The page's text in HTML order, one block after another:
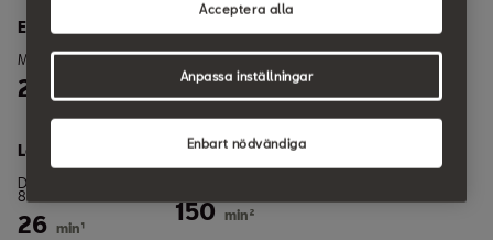
Effekt
Max effekt:
204
Max hastighet:
220
Laddningstider:
DC upp till 50 Kw 10–
80& SoC:
26 min¹
150 min²
Enbart nödvändiga
Acceptera alla
Anpassa inställningar